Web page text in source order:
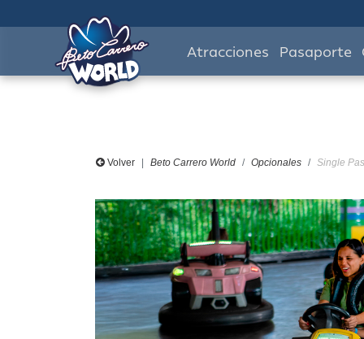
Atracciones Pasaporte
Volver Beto Carrero World Opcionales Single